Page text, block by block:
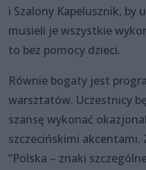
i Szalony Kapelusznik, by
musieli je wszystkie
to bez pomocy dzieci.
Równie bogaty jest
warsztatów. Uczestnicy
szansę wykonać
szczecińskimi akcentami.
“Polska – znaki